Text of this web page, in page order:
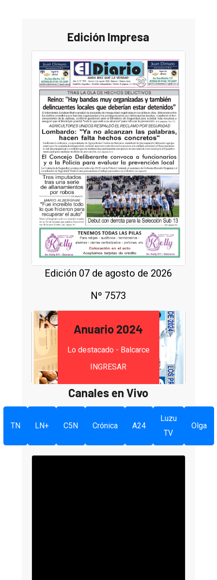
Edición Impresa
Edición 07 de agosto de 2026
Nº 7573
Anuario 2024
Lo destacado - Balcarce
INGRESAR
Canales en Vivo
TN LN+ C5N Crónica A24
Luzu
TV
Olga